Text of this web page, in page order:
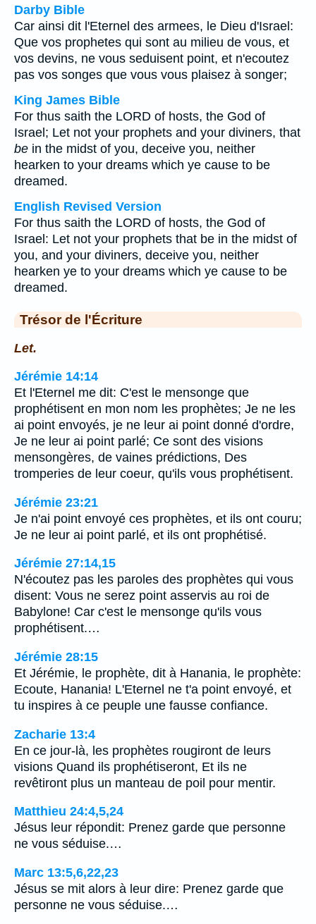
Darby Bible
Car ainsi dit l'Eternel des armees, le Dieu d'Israel:
Que vos prophetes qui sont au milieu de vous, et
vos devins, ne vous seduisent point, et n'ecoutez
pas vos songes que vous vous plaisez à songer;
King James Bible
For thus saith the LORD of hosts, the God of
Israel; Let not your prophets and your diviners, that
be in the midst of you, deceive you, neither
hearken to your dreams which ye cause to be
dreamed.
English Revised Version
For thus saith the LORD of hosts, the God of
Israel: Let not your prophets that be in the midst of
you, and your diviners, deceive you, neither
hearken ye to your dreams which ye cause to be
dreamed.
Trésor de l'Écriture
Let.
Jérémie 14:14
Et l'Eternel me dit: C'est le mensonge que
prophétisent en mon nom les prophètes; Je ne les
ai point envoyés, je ne leur ai point donné d'ordre,
Je ne leur ai point parlé; Ce sont des visions
mensongères, de vaines prédictions, Des
tromperies de leur coeur, qu'ils vous prophétisent.
Jérémie 23:21
Je n'ai point envoyé ces prophètes, et ils ont couru;
Je ne leur ai point parlé, et ils ont prophétisé.
Jérémie 27:14,15
N'écoutez pas les paroles des prophètes qui vous
disent: Vous ne serez point asservis au roi de
Babylone! Car c'est le mensonge qu'ils vous
prophétisent.…
Jérémie 28:15
Et Jérémie, le prophète, dit à Hanania, le prophète:
Ecoute, Hanania! L'Eternel ne t'a point envoyé, et
tu inspires à ce peuple une fausse confiance.
Zacharie 13:4
En ce jour-là, les prophètes rougiront de leurs
visions Quand ils prophétiseront, Et ils ne
revêtiront plus un manteau de poil pour mentir.
Matthieu 24:4,5,24
Jésus leur répondit: Prenez garde que personne
ne vous séduise.…
Marc 13:5,6,22,23
Jésus se mit alors à leur dire: Prenez garde que
personne ne vous séduise.…